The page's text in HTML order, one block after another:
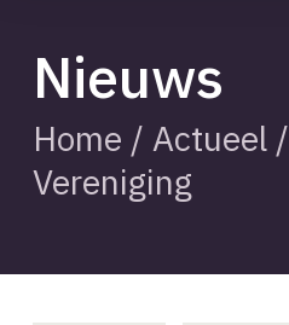
Nieuws
Home / Actueel/
Vereniging